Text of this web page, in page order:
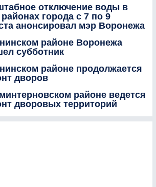
отключение воды в
районах города с 7 по 9
анонсировал мэр Воронежа
районе Воронежа
субботник
районе продолжается
дворов
районе ведется
дворовых территорий